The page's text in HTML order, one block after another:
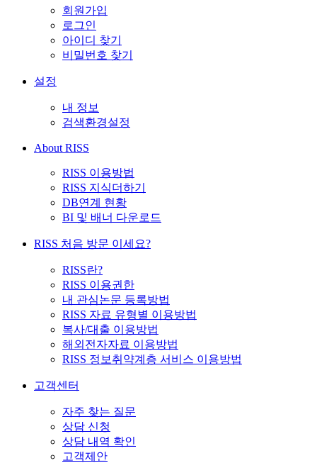
회원가입
로그인
아이디 찾기
비밀번호 찾기
설정
내 정보
검색환경설정
About RISS
RISS 이용방법
RISS 지식더하기
DB연계 현황
BI 및 배너 다운로드
RISS 처음 방문 이세요?
RISS란?
RISS 이용권한
내 관심논문 등록방법
RISS 자료 유형별 이용방법
복사/대출 이용방법
해외전자자료 이용방법
RISS 정보취약계층 서비스 이용방법
고객센터
자주 찾는 질문
상담 신청
상담 내역 확인
고객제안